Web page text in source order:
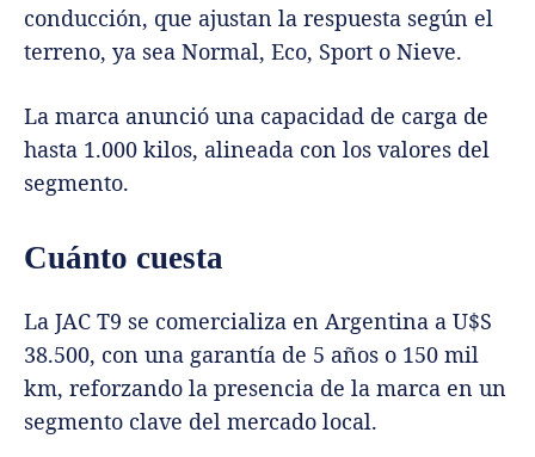
conducción, que ajustan la respuesta según el
terreno, ya sea Normal, Eco, Sport o Nieve.
La marca anunció una capacidad de carga de
hasta 1.000 kilos, alineada con los valores del
segmento.
Cuánto cuesta
La JAC T9 se comercializa en Argentina a U$S
38.500, con una garantía de 5 años o 150 mil
km, reforzando la presencia de la marca en un
segmento clave del mercado local.